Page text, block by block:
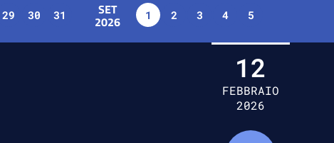
29 30 31 SET
2026 1 2 3 4 5
12
FEBBRAIO
2026